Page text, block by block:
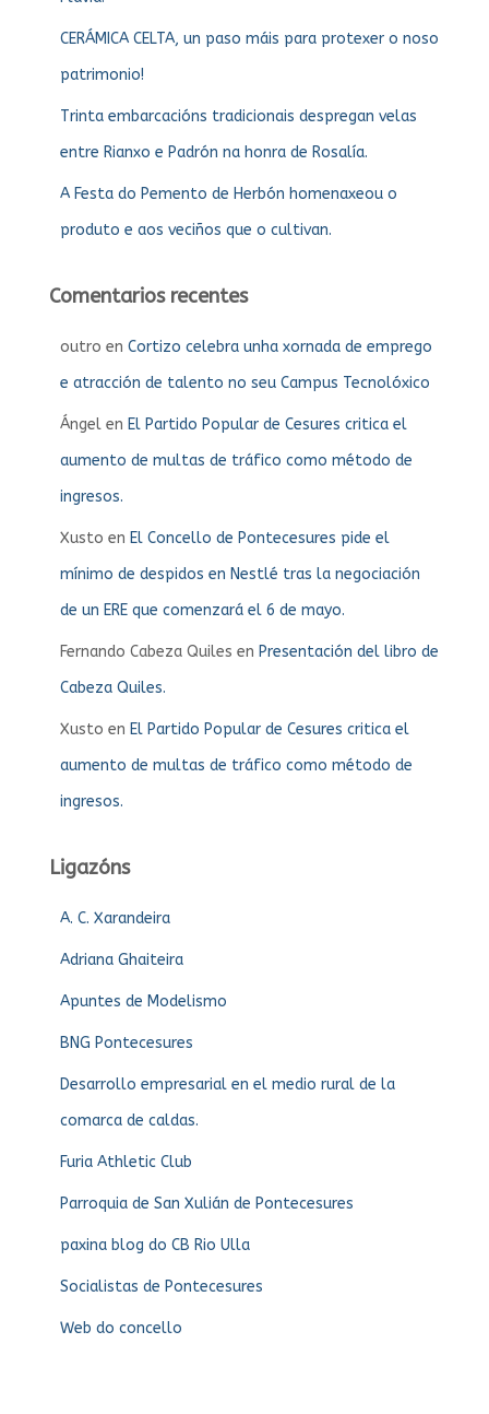
CERÁMICA CELTA, un paso máis para protexer o noso
patrimonio!
Trinta embarcacións tradicionais despregan velas
entre Rianxo e Padrón na honra de Rosalía.
A Festa do Pemento de Herbón homenaxeou o
produto e aos veciños que o cultivan.
Comentarios recentes
outro en Cortizo celebra unha xornada de emprego
e atracción de talento no seu Campus Tecnolóxico
Ángel en El Partido Popular de Cesures critica el
aumento de multas de tráfico como método de
ingresos.
Xusto en El Concello de Pontecesures pide el
mínimo de despidos en Nestlé tras la negociación
de un ERE que comenzará el 6 de mayo.
Fernando Cabeza Quiles en Presentación del libro de
Cabeza Quiles.
Xusto en El Partido Popular de Cesures critica el
aumento de multas de tráfico como método de
ingresos.
Ligazóns
A. C. Xarandeira
Adriana Ghaiteira
Apuntes de Modelismo
BNG Pontecesures
Desarrollo empresarial en el medio rural de la
comarca de caldas.
Furia Athletic Club
Parroquia de San Xulián de Pontecesures
paxina blog do CB Rio Ulla
Socialistas de Pontecesures
Web do concello